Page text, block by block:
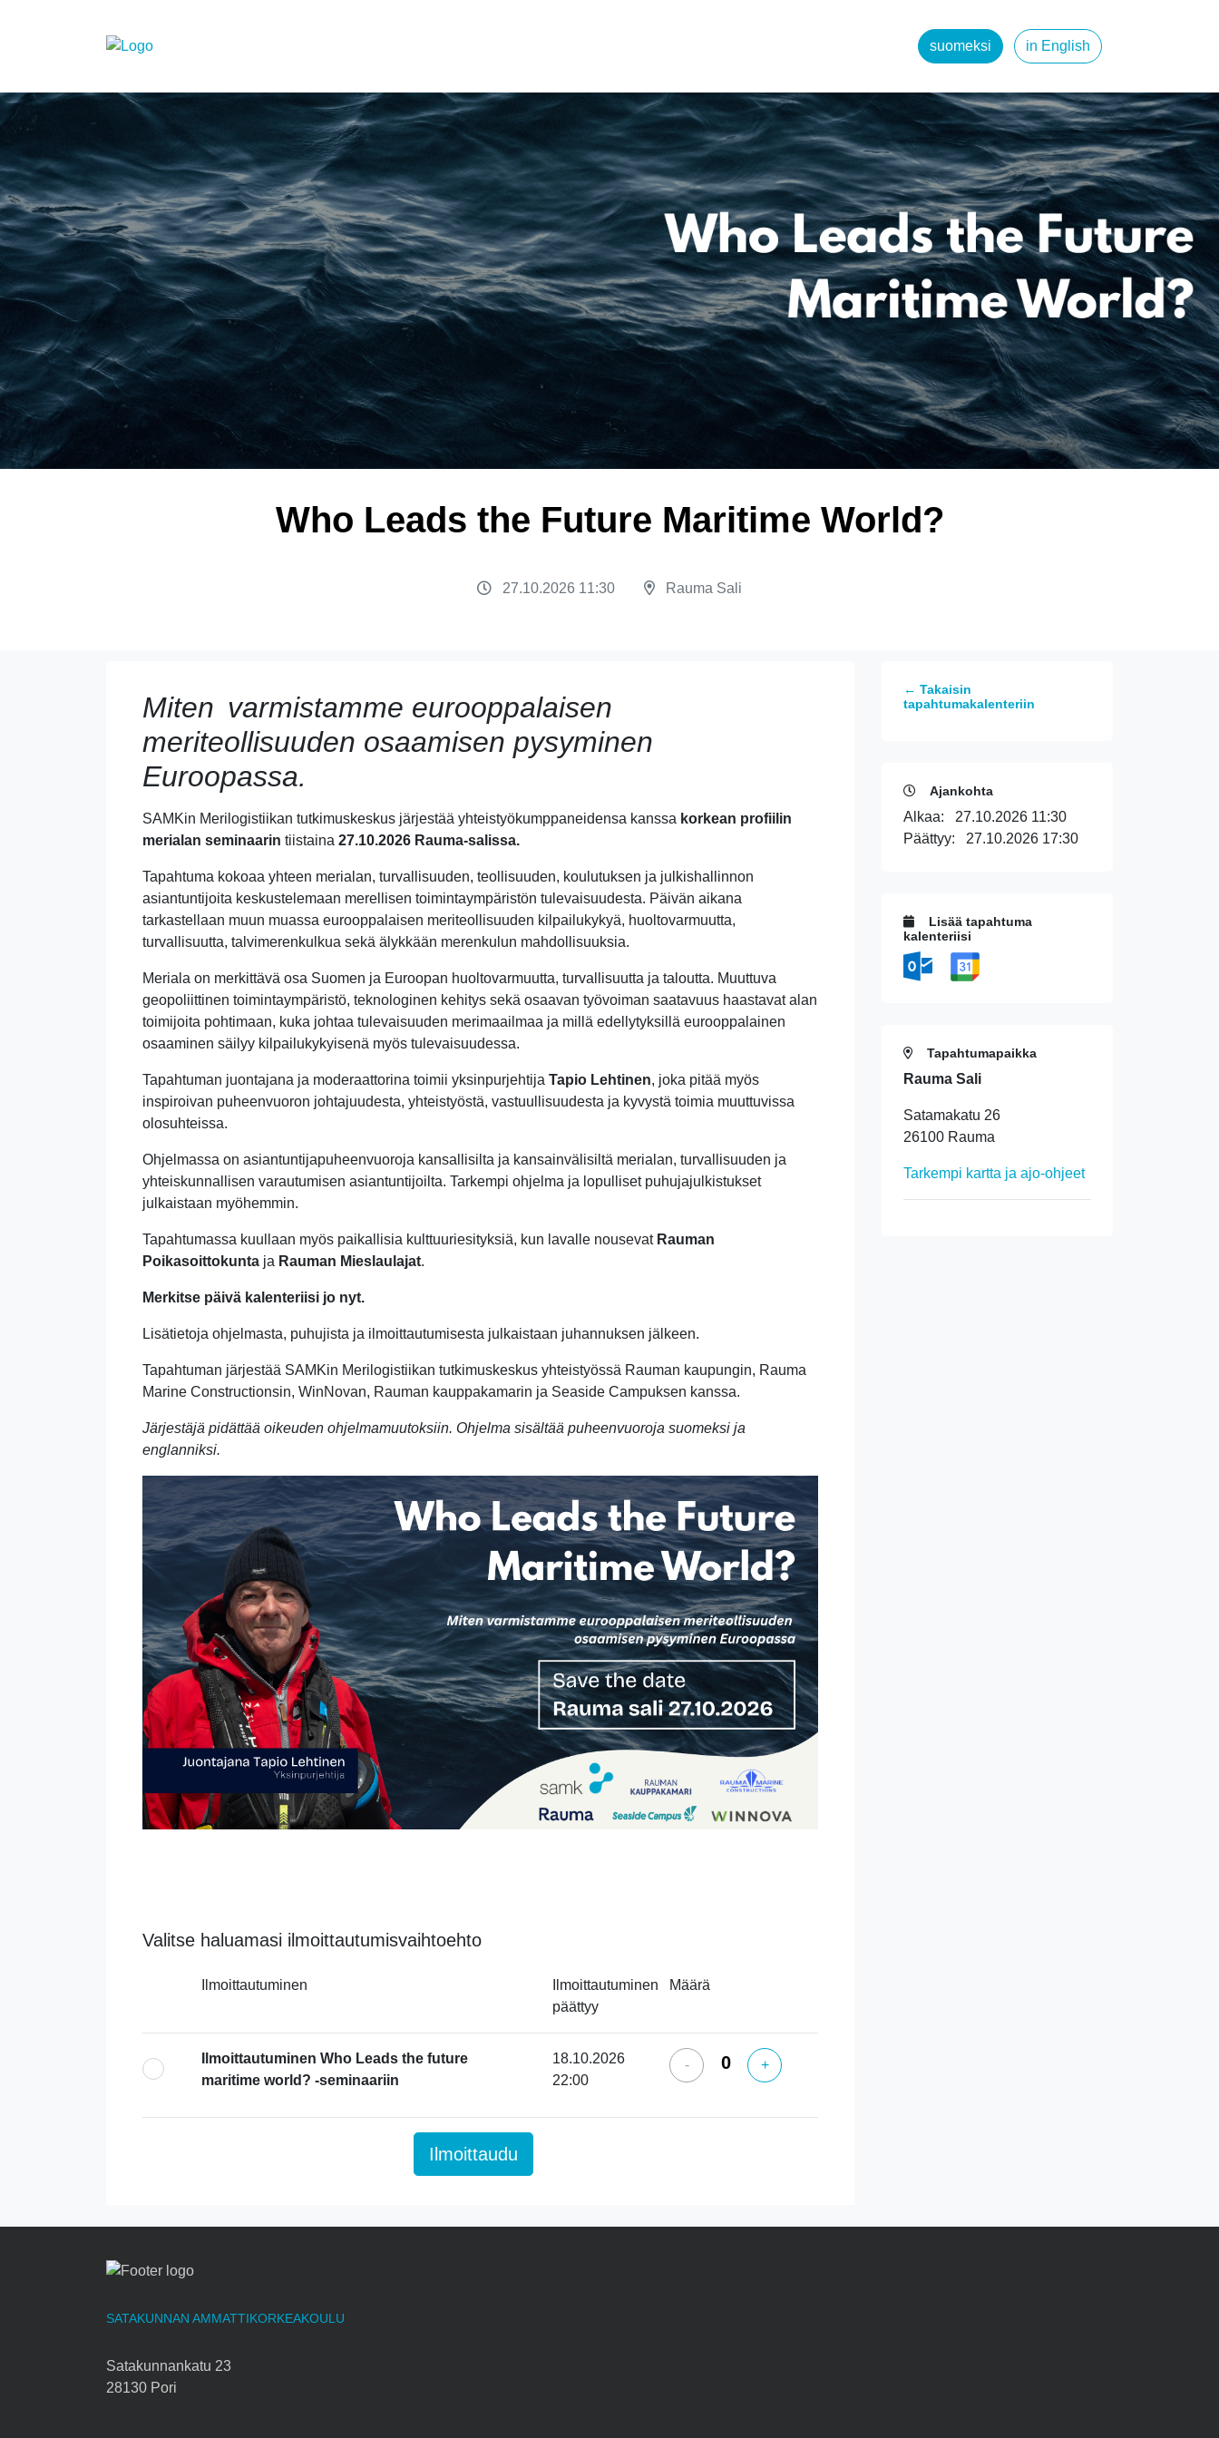
suomeksi in English
Who Leads the Future Maritime World?
27.10.2026 11:30 Rauma Sali
Miten varmistamme eurooppalaisen
meriteollisuuden osaamisen pysyminen
Euroopassa.
SAMKin Merilogistiikan tutkimuskeskus järjestää yhteistyökumppaneidensa kanssa korkean profiilin
merialan seminaarin tiistaina 27.10.2026 Rauma-salissa.
Tapahtuma kokoaa yhteen merialan, turvallisuuden, teollisuuden, koulutuksen ja julkishallinnon
asiantuntijoita keskustelemaan merellisen toimintaympäristön tulevaisuudesta. Päivän aikana
tarkastellaan muun muassa eurooppalaisen meriteollisuuden kilpailukykyä, huoltovarmuutta,
turvallisuutta, talvimerenkulkua sekä älykkään merenkulun mahdollisuuksia.
Meriala on merkittävä osa Suomen ja Euroopan huoltovarmuutta, turvallisuutta ja taloutta. Muuttuva
geopoliittinen toimintaympäristö, teknologinen kehitys sekä osaavan työvoiman saatavuus haastavat alan
toimijoita pohtimaan, kuka johtaa tulevaisuuden merimaailmaa ja millä edellytyksillä eurooppalainen
osaaminen säilyy kilpailukykyisenä myös tulevaisuudessa.
Tapahtuman juontajana ja moderaattorina toimii yksinpurjehtija Tapio Lehtinen, joka pitää myös
inspiroivan puheenvuoron johtajuudesta, yhteistyöstä, vastuullisuudesta ja kyvystä toimia muuttuvissa
olosuhteissa.
Ohjelmassa on asiantuntijapuheenvuoroja kansallisilta ja kansainvälisiltä merialan, turvallisuuden ja
yhteiskunnallisen varautumisen asiantuntijoilta. Tarkempi ohjelma ja lopulliset puhujajulkistukset
julkaistaan myöhemmin.
Tapahtumassa kuullaan myös paikallisia kulttuuriesityksiä, kun lavalle nousevat Rauman
Poikasoittokunta ja Rauman Mieslaulajat.
Merkitse päivä kalenteriisi jo nyt.
Lisätietoja ohjelmasta, puhujista ja ilmoittautumisesta julkaistaan juhannuksen jälkeen.
Tapahtuman järjestää SAMKin Merilogistiikan tutkimuskeskus yhteistyössä Rauman kaupungin, Rauma
Marine Constructionsin, WinNovan, Rauman kauppakamarin ja Seaside Campuksen kanssa.
Järjestäjä pidättää oikeuden ohjelmamuutoksiin. Ohjelma sisältää puheenvuoroja suomeksi ja
englanniksi.
Valitse haluamasi ilmoittautumisvaihtoehto
Ilmoittautuminen
Ilmoittautuminen
päättyy
Määrä
Ilmoittautuminen Who Leads the future
maritime world? -seminaariin
18.10.2026
22:00
- +
← Takaisin
tapahtumakalenteriin
Ajankohta
Alkaa: 27.10.2026 11:30
Päättyy: 27.10.2026 17:30
Lisää tapahtuma
kalenteriisi
Tapahtumapaikka
Rauma Sali
Satamakatu 26
26100 Rauma
Tarkempi kartta ja ajo-ohjeet
SATAKUNNAN AMMATTIKORKEAKOULU
Satakunnankatu 23
28130 Pori